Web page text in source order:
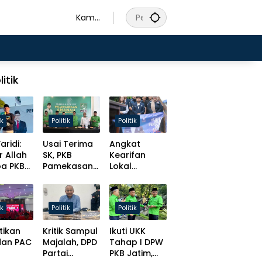
Kamis
Allah
PKB
Politik
Usai Terima
SK, PKB
Pamekasan
Target Solid
Hingga Desa
Politik
Angkat
Kearifan
Lokal
Slamet
Ariyadi
Bulatkan
Tekat Daftar
Caketum BM
PAN
PAC
Politik
Kritik Sampul
Majalah, DPD
Partai
Politik
Ikuti UKK
Tahap I DPW
PKB Jatim,